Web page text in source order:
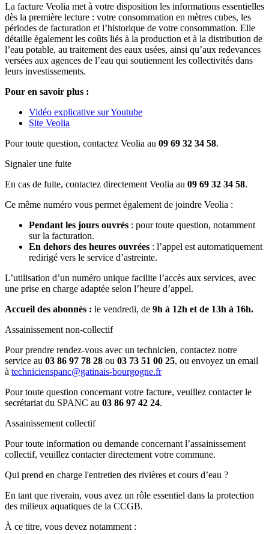
La facture Veolia met à votre disposition les informations essentielles
dès la première lecture : votre consommation en mètres cubes, les
périodes de facturation et l’historique de votre consommation. Elle
détaille également les coûts liés à la production et à la distribution de
l’eau potable, au traitement des eaux usées, ainsi qu’aux redevances
versées aux agences de l’eau qui soutiennent les collectivités dans
leurs investissements.
Pour en savoir plus :
Vidéo explicative sur Youtube
Site Veolia
Pour toute question, contactez Veolia au 09 69 32 34 58.
Signaler une fuite
En cas de fuite, contactez directement Veolia au 09 69 32 34 58.
Ce même numéro vous permet également de joindre Veolia :
Pendant les jours ouvrés : pour toute question, notamment
sur la facturation.
En dehors des heures ouvrées : l’appel est automatiquement
redirigé vers le service d’astreinte.
L’utilisation d’un numéro unique facilite l’accès aux services, avec
une prise en charge adaptée selon l’heure d’appel.
Accueil des abonnés : le vendredi, de 9h à 12h et de 13h à 16h.
Assainissement non-collectif
Pour prendre rendez-vous avec un technicien, contactez notre
service au 03 86 97 78 28 ou 03 73 51 00 25, ou envoyez un email
à technicienspanc@gatinais-bourgogne.fr
Pour toute question concernant votre facture, veuillez contacter le
secrétariat du SPANC au 03 86 97 42 24.
Assainissement collectif
Pour toute information ou demande concernant l’assainissement
collectif, veuillez contacter directement votre commune.
Qui prend en charge l'entretien des rivières et cours d’eau ?
En tant que riverain, vous avez un rôle essentiel dans la protection
des milieux aquatiques de la CCGB.
À ce titre, vous devez notamment :